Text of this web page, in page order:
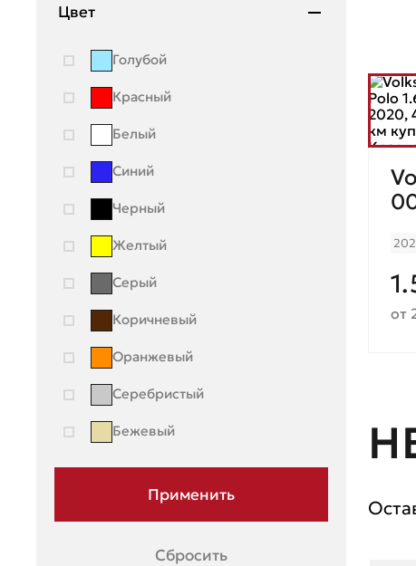
Цвет
Голубой
Красный
Белый
Синий
Черный
Желтый
Серый
Коричневый
Оранжевый
Серебристый
Бежевый
Сбросить
от